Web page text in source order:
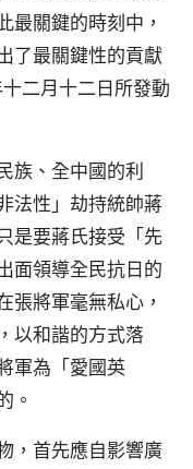
最關鍵的時刻中，
了最關鍵性的貢獻
二月十二日所發動
族、全中國的利
法性」劫持統帥蔣
是要蔣氏接受「先
面領導全民抗日的
張將軍毫無私心，
以和諧的方式落
軍為「愛國英
。
，首先應自影響廣